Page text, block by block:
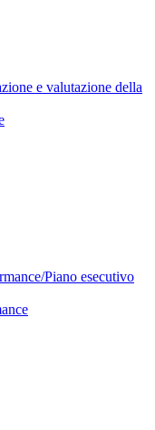
e valutazione della
Piano esecutivo